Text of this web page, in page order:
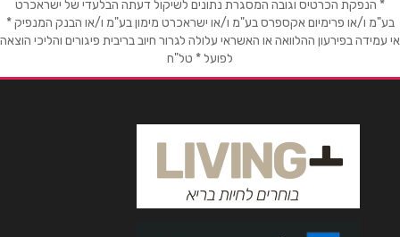
טלפון*
אנא חזרו אלי בקשר ל...
* הנפקת הכרטיס וגובה המסגרת נתונים לשיקול דעתה הבלעדי של ישראכרט
בע"מ ו/או פרימיום אקספרס בע"מ ו/או ישראכרט מימון בע"מ ו/או הבנק המנפיק *
אי עמידה בפירעון ההלוואה או האשראי עלולה לגרור חיוב בריבית פיגורים והליכי הוצאה
לפועל * טל"ח